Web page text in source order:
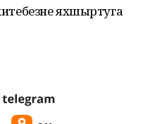
яхшыртуга